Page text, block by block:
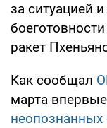
за ситуацией
ракет
Как сообщал
марта
неопознанных